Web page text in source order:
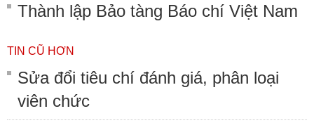
Thành lập Bảo tàng Báo chí Việt Nam
TIN CŨ HƠN
Sửa đổi tiêu chí đánh giá, phân loại
viên chức